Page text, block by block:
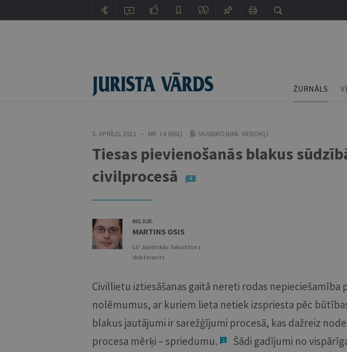
ŽURNĀLS
5. APRĪLIS 2011 • NR. 14 (661) SKAIDROJUMI. VIEDOKĻI
Tiesas pievienošanās blakus
civilprocesā
4
MG.IUR.
MARTINS OSIS
LU Juridiskās fakultātes
doktorants
Civillietu iztiesāšanas gaitā nereti rodas nepieciešamība
nolēmumus, ar kuriem lieta netiek izspriesta pēc
blakus jautājumi ir sarežģījumi procesā, kas dažreiz
procesa mērķi – spriedumu.
1
Šādi gadījumi no